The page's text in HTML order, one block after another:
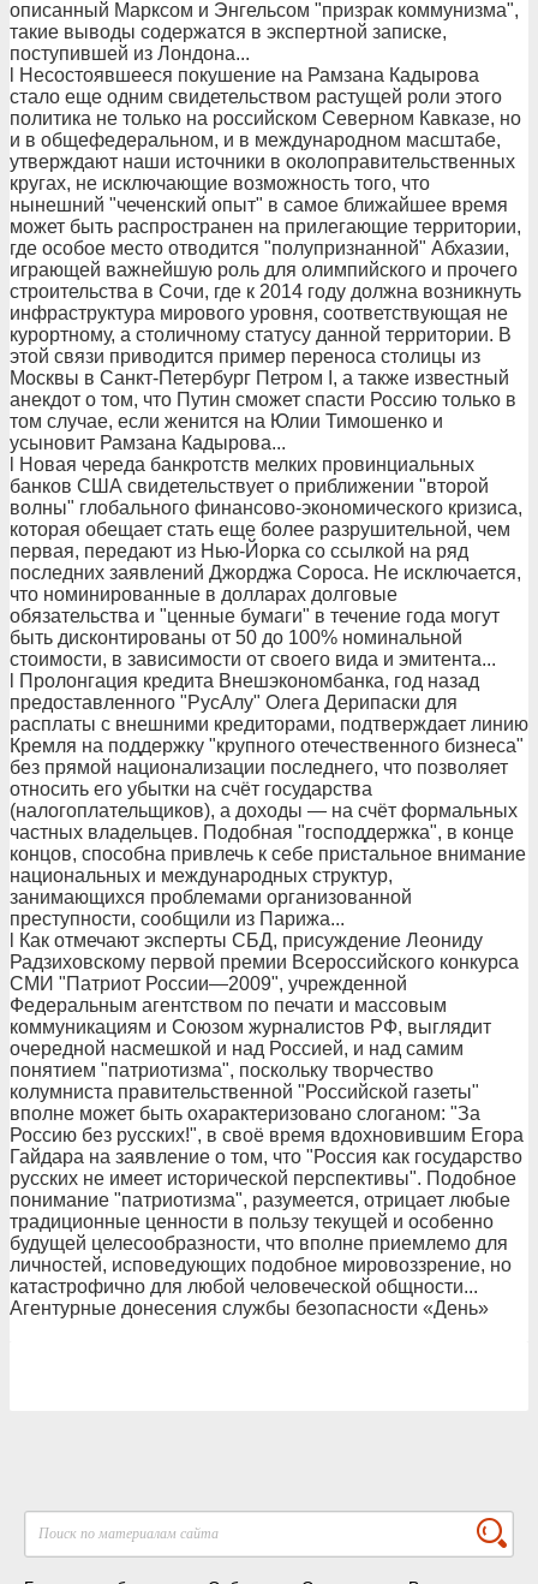
описанный Марксом и Энгельсом "призрак коммунизма",
такие выводы содержатся в экспертной записке,
поступившей из Лондона...
l Несостоявшееся покушение на Рамзана Кадырова
стало еще одним свидетельством растущей роли этого
политика не только на российском Северном Кавказе, но
и в общефедеральном, и в международном масштабе,
утверждают наши источники в околоправительственных
кругах, не исключающие возможность того, что
нынешний "чеченский опыт" в самое ближайшее время
может быть распространен на прилегающие территории,
где особое место отводится "полупризнанной" Абхазии,
играющей важнейшую роль для олимпийского и прочего
строительства в Сочи, где к 2014 году должна возникнуть
инфраструктура мирового уровня, соответствующая не
курортному, а столичному статусу данной территории. В
этой связи приводится пример переноса столицы из
Москвы в Санкт-Петербург Петром I, а также известный
анекдот о том, что Путин сможет спасти Россию только в
том случае, если женится на Юлии Тимошенко и
усыновит Рамзана Кадырова...
l Новая череда банкротств мелких провинциальных
банков США свидетельствует о приближении "второй
волны" глобального финансово-экономического кризиса,
которая обещает стать еще более разрушительной, чем
первая, передают из Нью-Йорка со ссылкой на ряд
последних заявлений Джорджа Сороса. Не исключается,
что номинированные в долларах долговые
обязательства и "ценные бумаги" в течение года могут
быть дисконтированы от 50 до 100% номинальной
стоимости, в зависимости от своего вида и эмитента...
l Пролонгация кредита Внешэкономбанка, год назад
предоставленного "РусАлу" Олега Дерипаски для
расплаты с внешними кредиторами, подтверждает линию
Кремля на поддержку "крупного отечественного бизнеса"
без прямой национализации последнего, что позволяет
относить его убытки на счёт государства
(налогоплательщиков), а доходы — на счёт формальных
частных владельцев. Подобная "господдержка", в конце
концов, способна привлечь к себе пристальное внимание
национальных и международных структур,
занимающихся проблемами организованной
преступности, сообщили из Парижа...
l Как отмечают эксперты СБД, присуждение Леониду
Радзиховскому первой премии Всероссийского конкурса
СМИ "Патриот России—2009", учрежденной
Федеральным агентством по печати и массовым
коммуникациям и Союзом журналистов РФ, выглядит
очередной насмешкой и над Россией, и над самим
понятием "патриотизма", поскольку творчество
колумниста правительственной "Российской газеты"
вполне может быть охарактеризовано слоганом: "За
Россию без русских!", в своё время вдохновившим Егора
Гайдара на заявление о том, что "Россия как государство
русских не имеет исторической перспективы". Подобное
понимание "патриотизма", разумеется, отрицает любые
традиционные ценности в пользу текущей и особенно
будущей целесообразности, что вполне приемлемо для
личностей, исповедующих подобное мировоззрение, но
катастрофично для любой человеческой общности...
Агентурные донесения службы безопасности «День»